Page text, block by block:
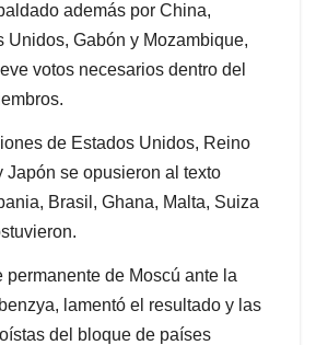
además por China,
Unidos, Gabón y Mozambique,
votos necesarios dentro del
de Estados Unidos, Reino
Japón se opusieron al texto
Brasil, Ghana, Malta, Suiza
permanente de Moscú ante la
lamentó el resultado y las
del bloque de países